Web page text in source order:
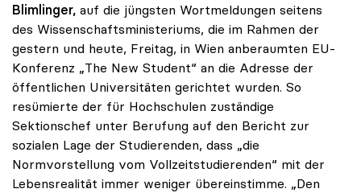
Blimlinger, auf die jüngsten Wortmeldungen seitens
des Wissenschaftsministeriums, die im Rahmen der
gestern und heute, Freitag, in Wien anberaumten EU-
Konferenz „The New Student“ an die Adresse der
öffentlichen Universitäten gerichtet wurden. So
resümierte der für Hochschulen zuständige
Sektionschef unter Berufung auf den Bericht zur
sozialen Lage der Studierenden, dass „die
Normvorstellung vom Vollzeitstudierenden“ mit der
Lebensrealität immer weniger übereinstimme. „Den